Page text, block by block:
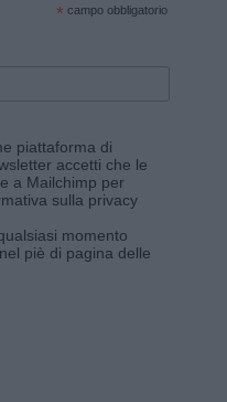
* campo obbligatorio
piattaforma di
accetti che le
a Mailchimp per
sulla privacy
momento
piè di pagina delle